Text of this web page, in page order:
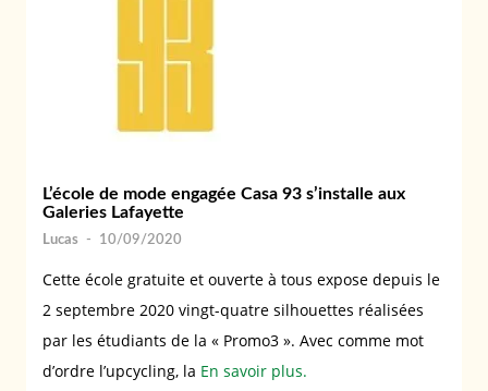
L’école de mode engagée Casa 93 s’installe aux
Galeries Lafayette
Lucas - 10/09/2020
Cette école gratuite et ouverte à tous expose depuis le
2 septembre 2020 vingt-quatre silhouettes réalisées
par les étudiants de la « Promo3 ». Avec comme mot
d’ordre l’upcycling, la En savoir plus.